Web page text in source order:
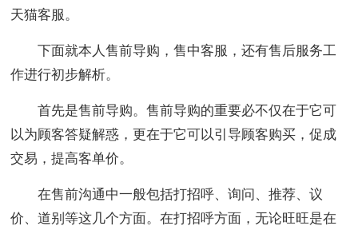
天猫客服。
下面就本人售前导购，售中客服，还有售后服务工
作进行初步解析。
首先是售前导购。售前导购的重要必不仅在于它可
以为顾客答疑解惑，更在于它可以引导顾客购买，促成
交易，提高客单价。
在售前沟通中一般包括打招呼、询问、推荐、议
价、道别等这几个方面。在打招呼方面，无论旺旺是在